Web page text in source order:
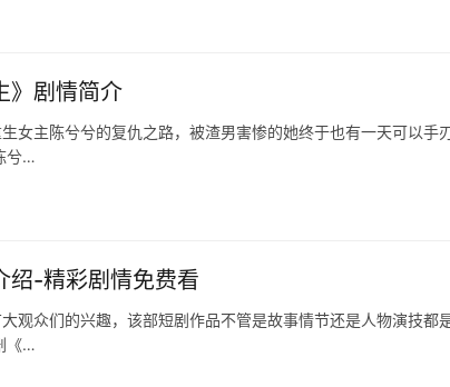
》剧情简介
女主陈兮兮的复仇之路，被渣男害惨的她终于也有一天可以手刃
兮…
绍-精彩剧情免费看
观众们的兴趣，该部短剧作品不管是故事情节还是人物演技都
《…